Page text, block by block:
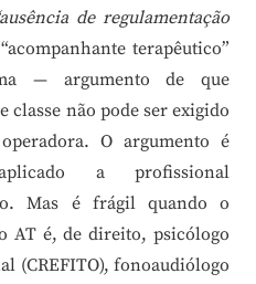
de regulamentação
terapêutico”
— argumento de que
classe não pode ser exigido
O argumento é
a profissional
Mas é frágil quando o
AT é, de direito, psicólogo
(CREFITO), fonoaudiólogo